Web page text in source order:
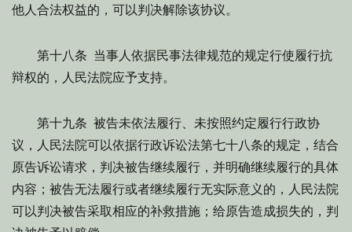
他人合法权益的，可以判决解除该协议。
第十八条 当事人依据民事法律规范的规定行使履行抗
辩权的，人民法院应予支持。
第十九条 被告未依法履行、未按照约定履行行政协
议，人民法院可以依据行政诉讼法第七十八条的规定，结合
原告诉讼请求，判决被告继续履行，并明确继续履行的具体
内容；被告无法履行或者继续履行无实际意义的，人民法院
可以判决被告采取相应的补救措施；给原告造成损失的，判